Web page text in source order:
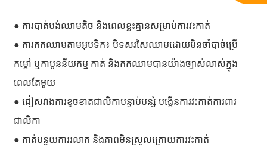
● ការបាត់បង់ឈាមតិច និងពេលខ្លះគ្មានសម្រាប់ការវះកាត់
● ការកកឈាមតាមអុបទិក៖ បិទសរសៃឈាមដោយមិនចាំបាច់ប្រើ
កម្ដៅ ឬកាបូននីយកម្ម កាត់ និងកកឈាមបានយ៉ាងច្បាស់លាស់ក្នុង
ពេលតែមួយ
● ជៀសវាងការខូចខាតជាលិកាបន្ទាប់បន្សំ បង្កើនការវះកាត់ការពារ
ជាលិកា
● កាត់បន្ថយការរលាក និងភាពមិនស្រួលក្រោយការវះកាត់